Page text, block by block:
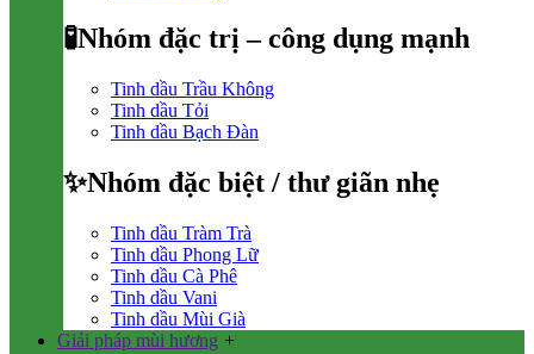
🧪Nhóm đặc trị – công dụng mạnh
Tinh dầu Trầu Không
Tinh dầu Tỏi
Tinh dầu Bạch Đàn
✨Nhóm đặc biệt / thư giãn nhẹ
Tinh dầu Tràm Trà
Tinh dầu Phong Lữ
Tinh dầu Cà Phê
Tinh dầu Vani
Tinh dầu Mùi Già
Giải pháp mùi hương +